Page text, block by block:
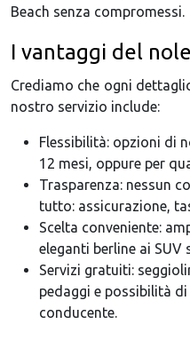
Beach senza compromessi.
I vantaggi del
Crediamo che ogni
nostro servizio include:
Flessibilità: opzioni di
12 mesi, oppure per
Trasparenza: nessun
tutto: assicurazione,
Scelta conveniente:
eleganti berline ai SUV
Servizi gratuiti:
pedaggi e possibilità
conducente.